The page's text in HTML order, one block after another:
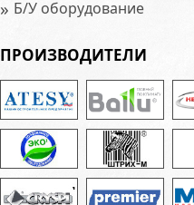
» Б/У оборудование
ПРОИЗВОДИТЕЛИ